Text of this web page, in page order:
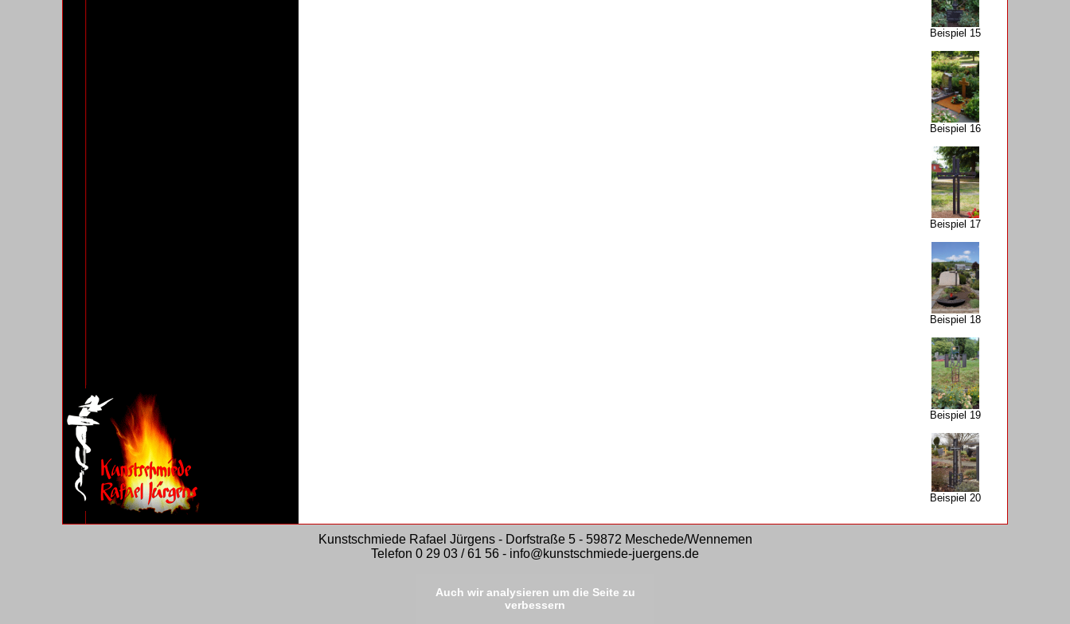
Beispiel 15
Beispiel 16
Beispiel 17
Beispiel 18
Beispiel 19
Beispiel 20
Kunstschmiede Rafael Jürgens - Dorfstraße 5 - 59872 Meschede/Wennemen
Telefon 0 29 03 / 61 56 - info@kunstschmiede-juergens.de
Auch wir analysieren um die Seite zu
verbessern